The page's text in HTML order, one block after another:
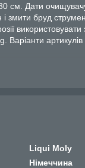
30 см. Дати
і змити бруд
Варіанти артикулів
Liqui Moly
Німеччина